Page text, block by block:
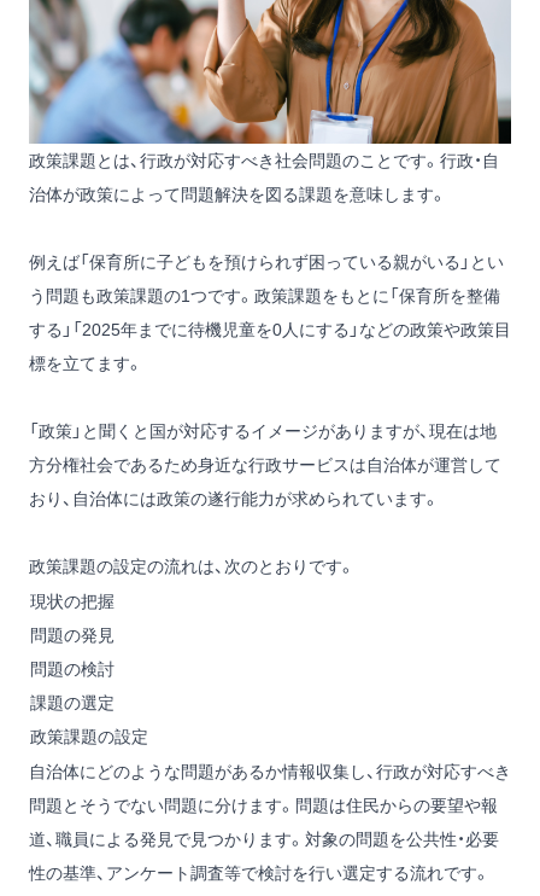
政策課題とは、行政が対応すべき社会問題のことです。行政・自
治体が政策によって問題解決を図る課題を意味します。
例えば「保育所に子どもを預けられず困っている親がいる」とい
う問題も政策課題の1つです。政策課題をもとに「保育所を整備
する」「2025年までに待機児童を0人にする」などの政策や政策目
標を立てます。
「政策」と聞くと国が対応するイメージがありますが、現在は地
方分権社会であるため身近な行政サービスは自治体が運営して
おり、自治体には政策の遂行能力が求められています。
政策課題の設定の流れは、次のとおりです。
現状の把握
問題の発見
問題の検討
課題の選定
政策課題の設定
自治体にどのような問題があるか情報収集し、行政が対応すべき
問題とそうでない問題に分けます。問題は住民からの要望や報
道、職員による発見で見つかります。対象の問題を公共性・必要
性の基準、アンケート調査等で検討を行い選定する流れです。